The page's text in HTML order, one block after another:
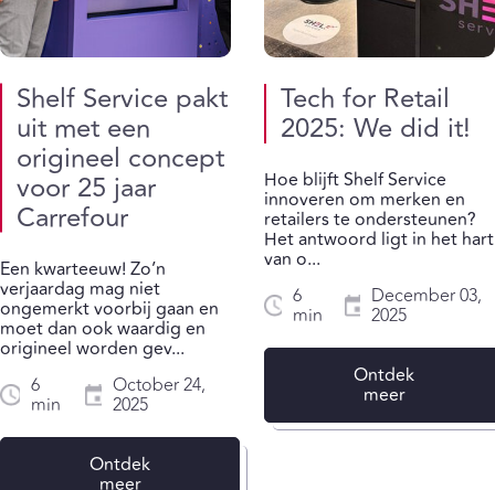
Shelf Service pakt
uit met een
origineel concept
voor 25 jaar
Carrefour
Een kwarteeuw! Zo’n
verjaardag mag niet
ongemerkt voorbij gaan en
moet dan ook waardig en
origineel worden gev...
6
min
October 24,
2025
Ontdek
meer
Tech for Retail
2025: We did it!
Hoe blijft Shelf Service
innoveren om merken en
retailers te ondersteunen?
Het antwoord ligt in het hart
van o...
6
min
December 03,
2025
Ontdek
meer